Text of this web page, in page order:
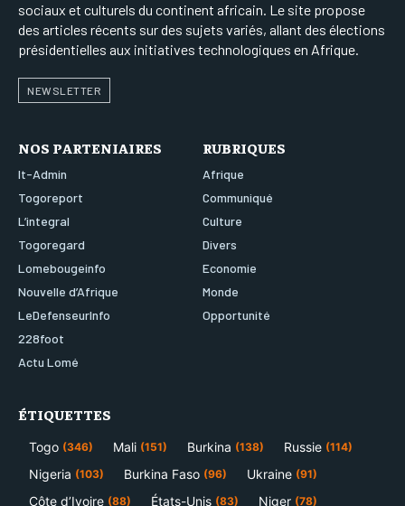
sociaux et culturels du continent africain. Le site propose
des articles récents sur des sujets variés, allant des élections
présidentielles aux initiatives technologiques en Afrique.
NEWSLETTER
NOS PARTENIAIRES
It-Admin
Togoreport
L’integral
Togoregard
Lomebougeinfo
Nouvelle d’Afrique
LeDefenseurInfo
228foot
Actu Lomé
RUBRIQUES
Afrique
Communiqué
Culture
Divers
Economie
Monde
Opportunité
ÉTIQUETTES
Togo (346) Mali (151) Burkina (138) Russie (114)
Nigeria (103) Burkina Faso (96) Ukraine (91)
Côte d’Ivoire (88) États-Unis (83) Niger (78)